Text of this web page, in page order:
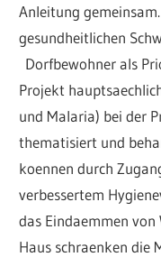
Anleitung
gesundheitlichen
Dorfbewohner als
Projekt
und Malaria) bei der
thematisiert und
koennen durch
verbessertem
das Eindaemmen
Haus schraenken die